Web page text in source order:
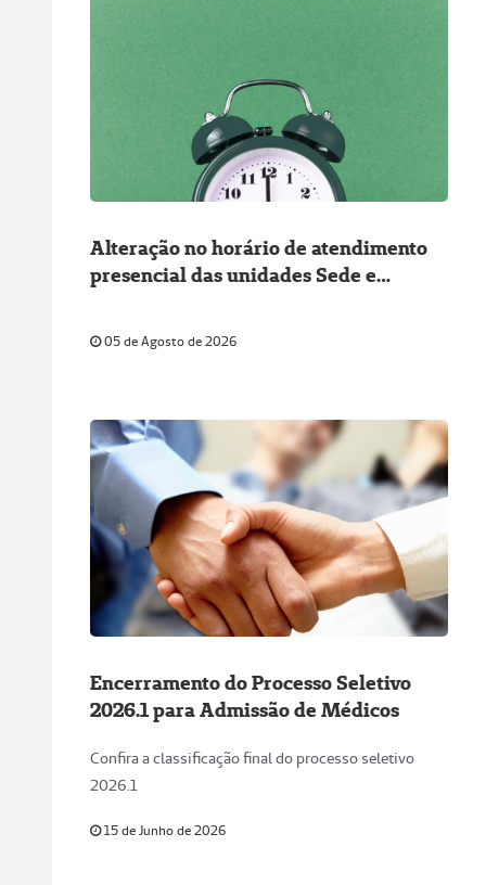
Alteração no horário de atendimento
presencial das unidades Sede e
05 de Agosto de 2026
Encerramento do Processo Seletivo
2026.1 para Admissão de Médicos
Confira a classificação final do processo seletivo
2026.1
15 de Junho de 2026